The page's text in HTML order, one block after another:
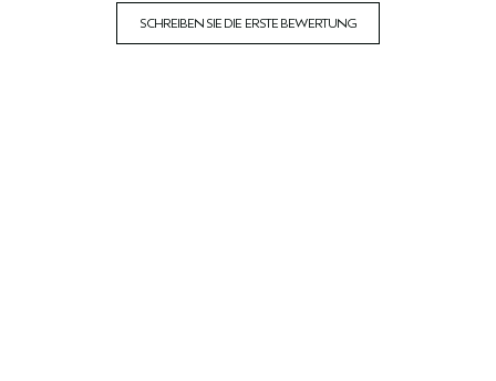
SCHREIBEN SIE DIE ERSTE BEWERTUNG